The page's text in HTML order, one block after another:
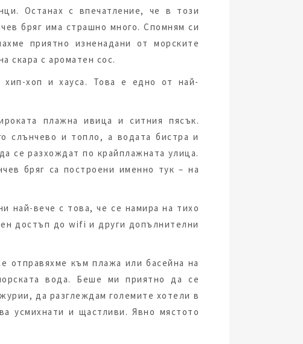
Останах с впечатление, че в този
бряг има страшно много. Спомням си
приятно изненадани от морските
скара с ароматен сос.
хоп и хауса. Това е едно от най-
плажна ивица и ситния пясък.
слънчево и топло, а водата бистра и
се разхождат по крайплажната улица.
бряг са построени именно тук – на
най-вече с това, че се намира на тихо
достъп до wifi и други допълнителни
отправяхме към плажа или басейна на
вода. Беше ми приятно да се
да разглеждам големите хотели в
усмихнати и щастливи. Явно мястото